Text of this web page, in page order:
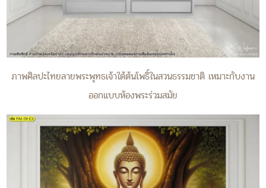
ภาพศิลปะไทยลายพระพุทธเจ้าใต้ต้นโพธิ์ในสวนธรรมชาติ เหมาะกับงาน
ออกแบบห้องพระร่วมสมัย